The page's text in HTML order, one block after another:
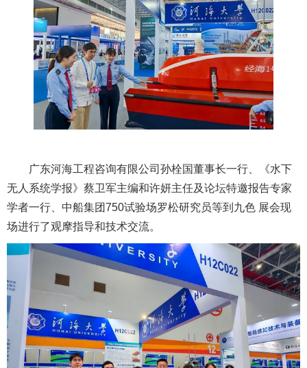
广东河海工程咨询有限公司孙栓国董事长一行、《水下
无人系统学报》蔡卫军主编和许妍主任及论坛特邀报告专家
学者一行、中船集团750试验场罗松研究员等到九色 展会现
场进行了观摩指导和技术交流。